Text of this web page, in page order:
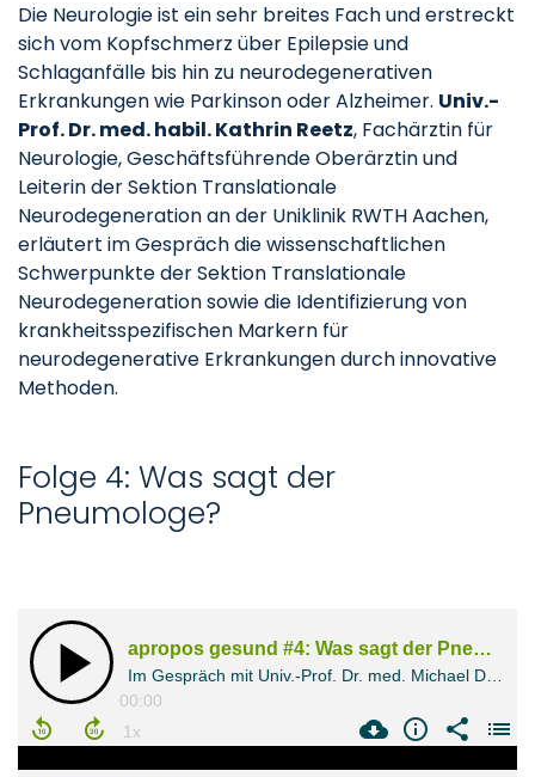
Die Neurologie ist ein sehr breites Fach und erstreckt
sich vom Kopfschmerz über Epilepsie und
Schlaganfälle bis hin zu neurodegenerativen
Erkrankungen wie Parkinson oder Alzheimer. Univ.-
Prof. Dr. med. habil. Kathrin Reetz, Fachärztin für
Neurologie, Geschäftsführende Oberärztin und
Leiterin der Sektion Translationale
Neurodegeneration an der Uniklinik RWTH Aachen,
erläutert im Gespräch die wissenschaftlichen
Schwerpunkte der Sektion Translationale
Neurodegeneration sowie die Identifizierung von
krankheitsspezifischen Markern für
neurodegenerative Erkrankungen durch innovative
Methoden.
Folge 4: Was sagt der
Pneumologe?